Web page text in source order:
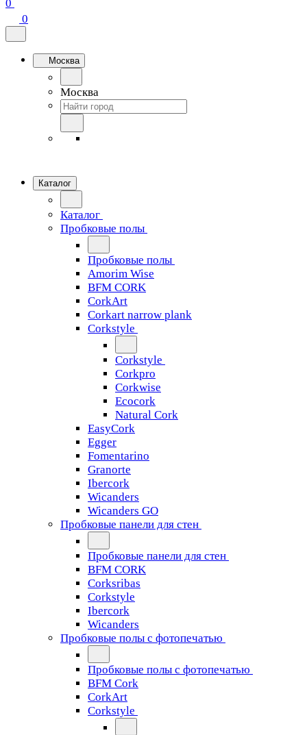
0
0
Москва
Москва
Каталог
Каталог
Пробковые полы
Пробковые полы
Amorim Wise
BFM CORK
CorkArt
Corkart narrow plank
Corkstyle
Corkstyle
Corkpro
Corkwise
Ecocork
Natural Cork
EasyCork
Egger
Fomentarino
Granorte
Ibercork
Wicanders
Wicanders GO
Пробковые панели для стен
Пробковые панели для стен
BFM CORK
Corksribas
Corkstyle
Ibercork
Wicanders
Пробковые полы с фотопечатью
Пробковые полы с фотопечатью
BFM Cork
CorkArt
Corkstyle